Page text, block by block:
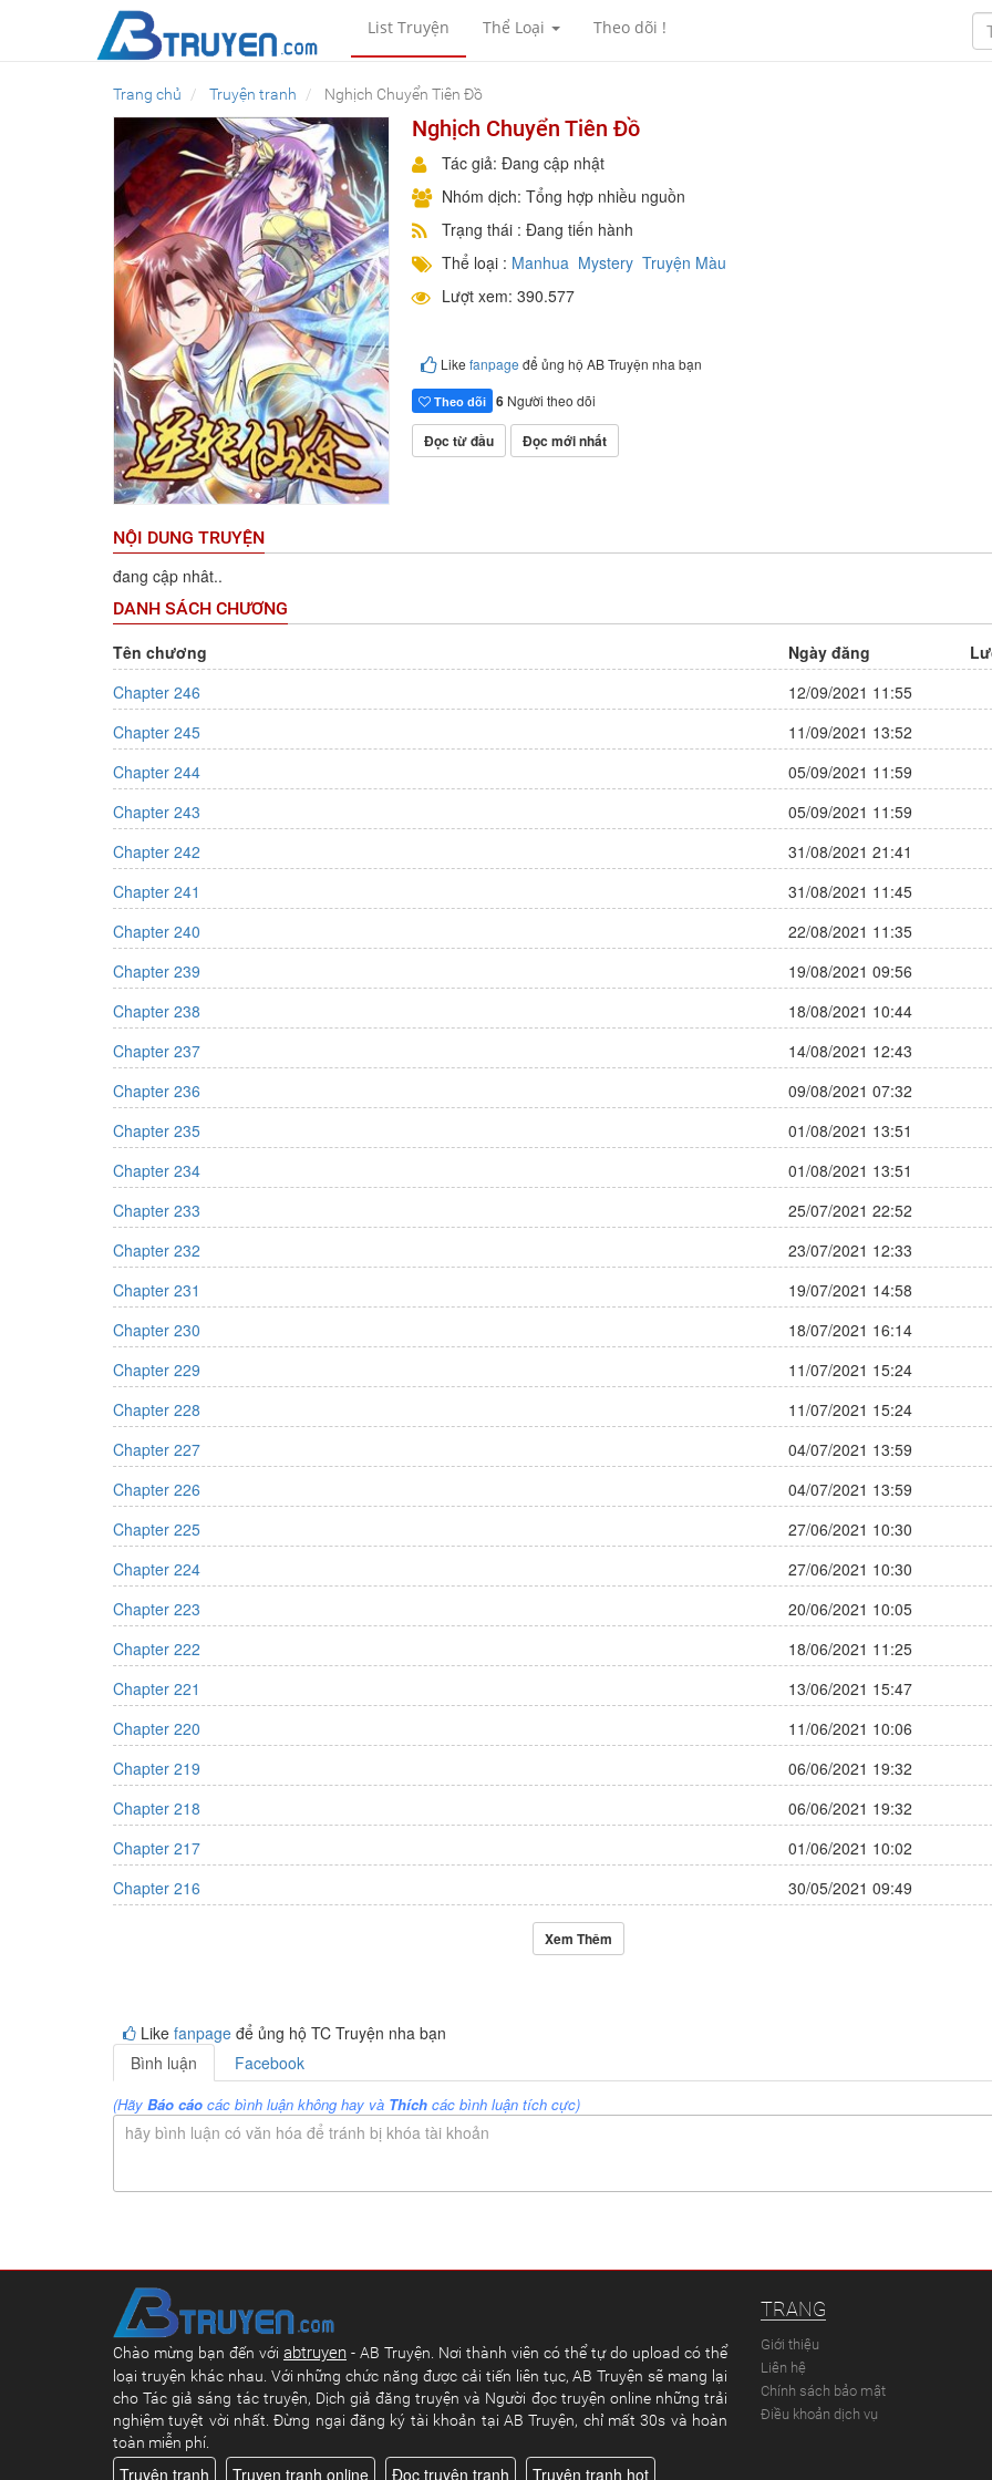
List Truyện Thể Loại Theo dõi !
Trang chủ Truyện tranh Nghịch Chuyển Tiên Đồ
Nghịch Chuyển Tiên Đồ
Tác giả: Đang cập nhật
Nhóm dịch: Tổng hợp nhiều nguồn
Trạng thái : Đang tiến hành
Thể loại : Manhua Mystery Truyện Màu
Lượt xem: 390.577
Like fanpage để ủng hộ AB Truyện nha bạn
Theo dõi 6 Người theo dõi
Đọc từ đầu Đọc mới nhất
NỘI DUNG TRUYỆN
đang cập nhât..
DANH SÁCH CHƯƠNG
Tên chương Ngày đăng
Chapter 246
12/09/2021 11:55
Chapter 245
11/09/2021 13:52
Chapter 244
05/09/2021 11:59
Chapter 243
05/09/2021 11:59
Chapter 242
31/08/2021 21:41
Chapter 241
31/08/2021 11:45
Chapter 240
22/08/2021 11:35
Chapter 239
19/08/2021 09:56
Chapter 238
18/08/2021 10:44
Chapter 237
14/08/2021 12:43
Chapter 236
09/08/2021 07:32
Chapter 235
01/08/2021 13:51
Chapter 234
01/08/2021 13:51
Chapter 233
25/07/2021 22:52
Chapter 232
23/07/2021 12:33
Chapter 231
19/07/2021 14:58
Chapter 230
18/07/2021 16:14
Chapter 229
11/07/2021 15:24
Chapter 228
11/07/2021 15:24
Chapter 227
04/07/2021 13:59
Chapter 226
04/07/2021 13:59
Chapter 225
27/06/2021 10:30
Chapter 224
27/06/2021 10:30
Chapter 223
20/06/2021 10:05
Chapter 222
18/06/2021 11:25
Chapter 221
13/06/2021 15:47
Chapter 220
11/06/2021 10:06
Chapter 219
06/06/2021 19:32
Chapter 218
06/06/2021 19:32
Chapter 217
01/06/2021 10:02
Chapter 216
30/05/2021 09:49
Xem Thêm
Like fanpage để ủng hộ TC Truyện nha bạn
Bình luận
Facebook
(Hãy Báo cáo các bình luận không hay và Thích các bình luận tích cực)
hãy bình luận có văn hóa để tránh bị khóa tài khoản
O Kimono Kimono
Romance
Đánh giá:9 điêm
Update:Chapter
Chào mừng bạn đến với abtruyen - AB Truyện. Nơi thành viên có thể tự do upload có thể
loại truyện khác nhau. Với những chức năng được cải tiến liên tục, AB Truyện sẽ mang lại
cho Tác giả sáng tác truyện, Dịch giả đăng truyện và Người đọc truyện online những trải
nghiệm tuyệt vời nhất. Đừng ngại đăng ký tài khoản tại AB Truyện, chỉ mất 30s và hoàn
toàn miễn phí.
Truyện tranh Truyen tranh online Đọc truyện tranh Truyện tranh hot
TRANG
Giới thiệu
Liên hệ
Chính sách bảo mật
Điều khoản dịch vụ